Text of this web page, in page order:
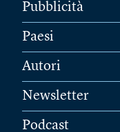
Pubblicità
Paesi
Autori
Newsletter
Podcast